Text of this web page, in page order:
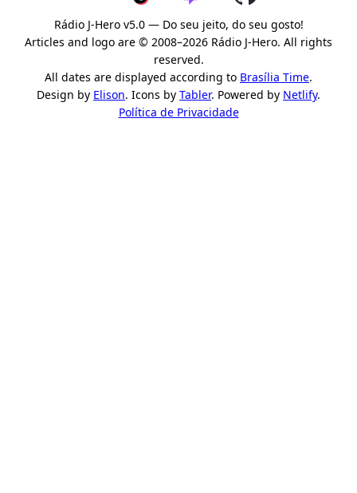
Rádio J-Hero v5.0 — Do seu jeito, do seu gosto!
Articles and logo are © 2008–2026 Rádio J-Hero. All rights
reserved.
All dates are displayed according to Brasília Time.
Design by Elison. Icons by Tabler. Powered by Netlify.
Política de Privacidade